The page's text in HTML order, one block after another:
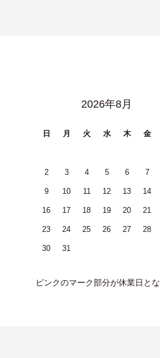
2026年8月
日 月 火 水 木 金
2 3 4 5 6 7
9 10 11 12 13 14
16 17 18 19 20 21
23 24 25 26 27 28
30 31
ピンクのマーク部分が休業日とな